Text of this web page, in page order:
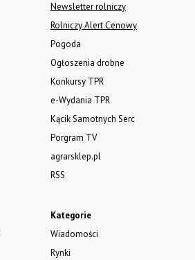
Kategorie
Wiadomości
Rynki
Newsletter rolniczy
Rolniczy Alert Cenowy
Pogoda
Ogłoszenia drobne
Konkursy TPR
e-Wydania TPR
Kącik Samotnych Serc
Porgram TV
agrarsklep.pl
RSS